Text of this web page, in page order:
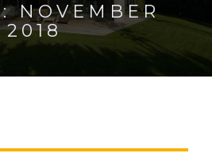
NOVEMBER
2018